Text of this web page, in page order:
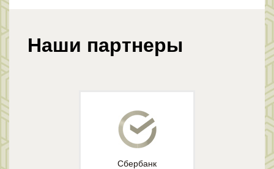
Наши партнеры
Сбербанк